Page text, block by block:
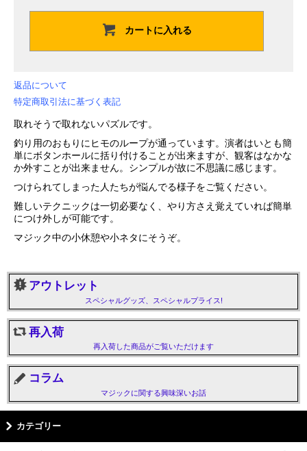
カートに入れる
返品について
特定商取引法に基づく表記
取れそうで取れないパズルです。
釣り用のおもりにヒモのループが通っています。演者はいとも簡
単にボタンホールに括り付けることが出来ますが、観客はなかな
か外すことが出来ません。シンプルが故に不思議に感じます。
つけられてしまった人たちが悩んでる様子をご覧ください。
難しいテクニックは一切必要なく、やり方さえ覚えていれば簡単
につけ外しが可能です。
マジック中の小休憩や小ネタにそうぞ。
アウトレット
スペシャルグッズ、スペシャルプライス!
再入荷
再入荷した商品がご覧いただけます
コラム
マジックに関する興味深いお話
カテゴリー